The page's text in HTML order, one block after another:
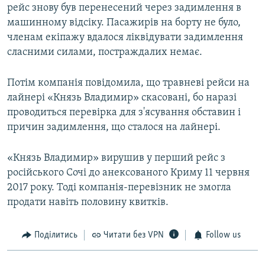
рейс знову був перенесений через задимлення в
машинному відсіку. Пасажирів на борту не було,
членам екіпажу вдалося ліквідувати задимлення
сласними силами, постраждалих немає.
Потім компанія повідомила, що травневі рейси на
лайнері «Князь Владимир» скасовані, бо наразі
проводиться перевірка для з'ясування обставин і
причин задимлення, що сталося на лайнері.
«Князь Владимир» вирушив у перший рейс з
російського Сочі до анексованого Криму 11 червня
2017 року. Тоді компанія-перевізник не змогла
продати навіть половину квитків.
Поділитись Читати без VPN Follow us